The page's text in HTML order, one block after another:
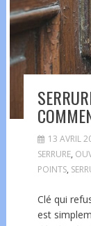
13 AVRIL
SERRURE,
POINTS,
Clé qui
est